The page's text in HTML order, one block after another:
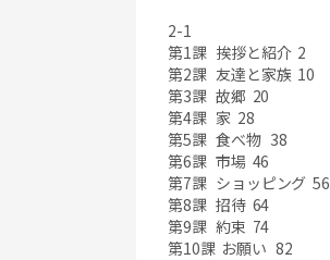
2-1
第1課 挨拶と紹介 2
第2課 友達と家族 10
第3課 故郷 20
第4課 家 28
第5課 食べ物 38
第6課 市場 46
第7課 ショッピング 56
第8課 招待 64
第9課 約束 74
第10課 お願い 82